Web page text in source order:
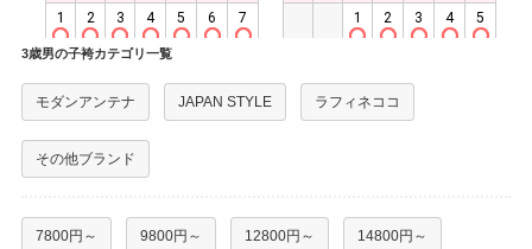
3歳男の子袴カテゴリ一覧
モダンアンテナ JAPAN STYLE ラフィネココ
その他ブランド
7800円～ 9800円～ 12800円～ 14800円～